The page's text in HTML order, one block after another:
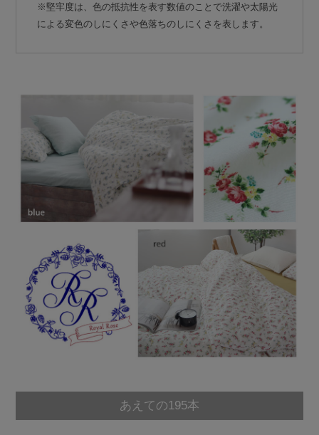
※堅牢度は、色の抵抗性を表す数値のことで洗濯や太陽光
による変色のしにくさや色落ちのしにくさを表します。
あえての195本